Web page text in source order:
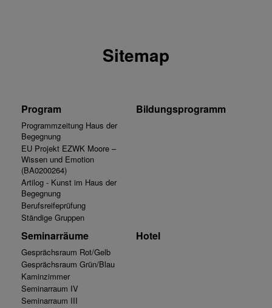
Sitemap
Program
Programmzeitung Haus der
Begegnung
EU Projekt EZWK Moore –
Wissen und Emotion
(BA0200264)
Artilog - Kunst im Haus der
Begegnung
Berufsreifeprüfung
Ständige Gruppen
Bildungsprogramm
Seminarräume
Gesprächsraum Rot/Gelb
Gesprächsraum Grün/Blau
Kaminzimmer
Seminarraum IV
Seminarraum III
Hotel